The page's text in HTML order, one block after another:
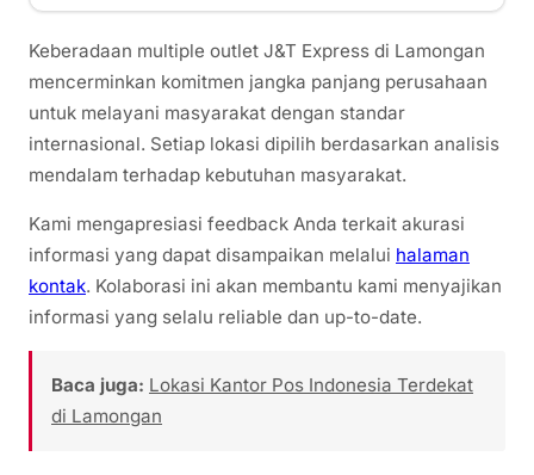
Keberadaan multiple outlet J&T Express di Lamongan
mencerminkan komitmen jangka panjang perusahaan
untuk melayani masyarakat dengan standar
internasional. Setiap lokasi dipilih berdasarkan analisis
mendalam terhadap kebutuhan masyarakat.
Kami mengapresiasi feedback Anda terkait akurasi
informasi yang dapat disampaikan melalui halaman
kontak. Kolaborasi ini akan membantu kami menyajikan
informasi yang selalu reliable dan up-to-date.
Baca juga: Lokasi Kantor Pos Indonesia Terdekat
di Lamongan